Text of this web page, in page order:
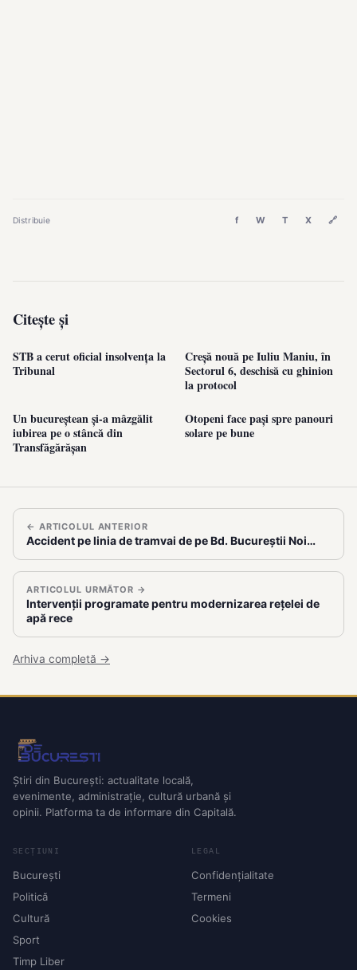
Distribuie f W T X 🔗
Citește și
STB a cerut oficial insolvența la
Tribunal
Creșă nouă pe Iuliu Maniu, în
Sectorul 6, deschisă cu ghinion
la protocol
Un bucureștean și-a mâzgălit
iubirea pe o stâncă din
Transfăgărășan
Otopeni face pași spre panouri
solare pe bune
← ARTICOLUL ANTERIOR
Accident pe linia de tramvai de pe Bd. Bucureștii Noi…
ARTICOLUL URMĂTOR →
Intervenții programate pentru modernizarea rețelei de
apă rece
Arhiva completă →
Știri din București: actualitate locală,
evenimente, administrație, cultură urbană și
opinii. Platforma ta de informare din Capitală.
SECȚIUNI
București
Politică
Cultură
Sport
Timp Liber
LEGAL
Confidențialitate
Termeni
Cookies